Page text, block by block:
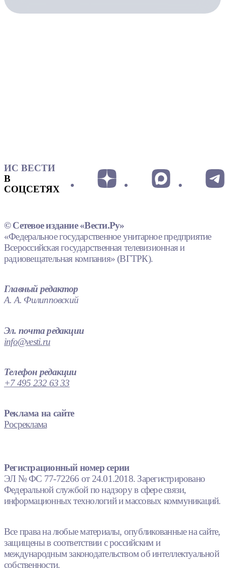
ИС ВЕСТИ
В
СОЦСЕТЯХ
© Сетевое издание «Вести.Ру»
«Федеральное государственное унитарное предприятие
Всероссийская государственная телевизионная и
радиовещательная компания» (ВГТРК).
Главный редактор
А. А. Филипповский
Эл. почта редакции
info@vesti.ru
Телефон редакции
+7 495 232 63 33
Реклама на сайте
Росреклама
Регистрационный номер серии
ЭЛ № ФС 77-72266 от 24.01.2018. Зарегистрировано
Федеральной службой по надзору в сфере связи,
информационных технологий и массовых коммуникаций.
Все права на любые материалы, опубликованные на сайте,
защищены в соответствии с российским и
международным законодательством об интеллектуальной
собственности.